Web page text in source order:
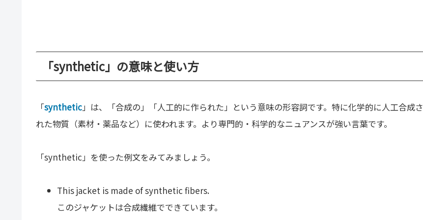
「synthetic」の意味と使い方
「synthetic」は、「合成の」「人工的に作られた」という意味の形容詞です。特に化学的に人工合成さ
れた物質（素材・薬品など）に使われます。より専門的・科学的なニュアンスが強い言葉です。
「synthetic」を使った例文をみてみましょう。
This jacket is made of synthetic fibers.
このジャケットは合成繊維でできています。